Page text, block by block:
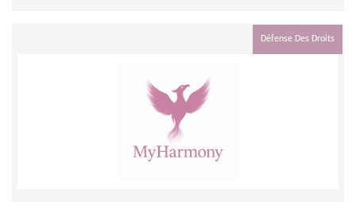
Défense Des Droits